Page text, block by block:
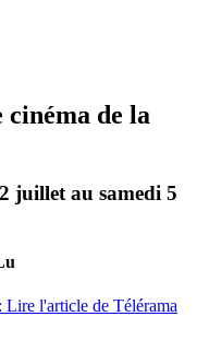
de la
juillet au samedi 5
l'article de Télérama